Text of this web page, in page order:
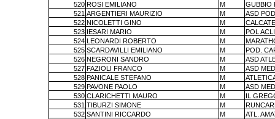
520 ROSI EMILIANO M
GUBBIO
521 ARGENTIERI MAURIZIO M
ASD
522 NICOLETTI GINO M
523 IESARI MARIO M
POL
524 LEONARDI ROBERTO M
525 SCARDAVILLI EMILIANO M
POD.
526 NEGRONI SANDRO M
ASD
527 FAZIOLI FRANCO M
ASD
528 PANICALE STEFANO M
529 PAVONE PAOLO M
ASD
530 CLARICHETTI MAURO M
IL
531 TIBURZI SIMONE M
532 SANTINI RICCARDO M
ATL.